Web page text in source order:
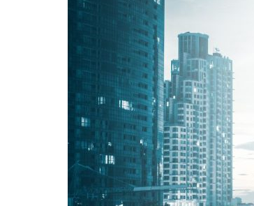
完全ガイド | 完全ガイド【202
6年版】